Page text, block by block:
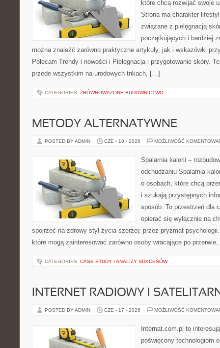
które chcą rozwijać swoje
Strona ma charakter
związane z pielęgnacją
początkujących i bardziej
można znaleźć zarówno praktyczne artykuły, jak i wskazówki
Polecam Trendy i nowości i Pielęgnacja i przygotowanie skóry.
przede wszystkim na urodowych trikach, […]
CATEGORIES: ZRÓWNOWAŻONE BUDOWNICTWO
METODY ALTERNATYWNE
POSTED BY ADMIN CZE - 18 - 2026 MOŻLIWOŚĆ
Spalarnia kalorii –
odchudzaniu Spalarnia
o osobach, które chcą
i szukają przystępnych
sposób. To przestrzeń dla
opierać się wyłącznie na
spojrzeć na zdrowy styl życia szerzej: przez pryzmat
które mogą zainteresować zarówno osoby wracające po
CATEGORIES: CASE STUDY I ANALIZY SUKCESÓW
INTERNET RADIOWY I
POSTED BY ADMIN CZE - 17 - 2026 MOŻLIWOŚĆ
Internat.com.pl to
poświęcony technologiom